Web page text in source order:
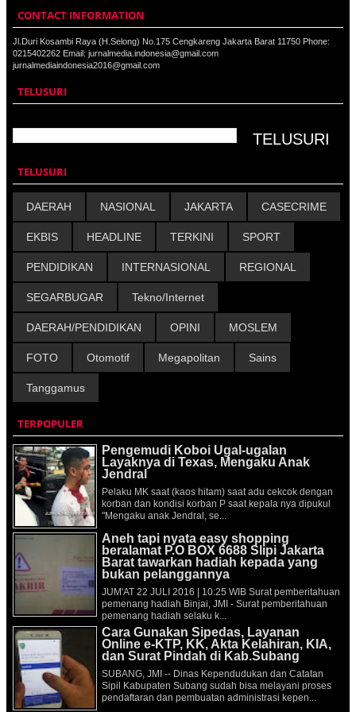
CONTACT INFORMATION
Jl.Duri Kosambi Raya (H.Selong) No.175 Cengkareng Jakarta Barat 11750 Phone:
0215402262 Email: jurnalmedia.indonesia@gmail.com
jurnalmediaindonesia2016@gmail.com
TELUSURI
TELUSURI
DAERAH NASIONAL JAKARTA CASECRIME
EKBIS HEADLINE TERKINI SPORT
PENDIDIKAN INTERNASIONAL REGIONAL
SEGARBUGAR Tekno/Internet
DAERAH/PENDIDIKAN OPINI MOSLEM
FOTO Otomotif Megapolitan Sains
Tanggamus
TERPOPULER
Pengemudi Koboi Ugal-ugalan
Layaknya di Texas, Mengaku Anak
Jendral
Pelaku MK saat (kaos hitam) saat adu cekcok dengan
korban dan kondisi korban P saat kepala nya dipukul
"Mengaku anak Jendral, se...
Aneh tapi nyata easy shopping
beralamat P.O BOX 6688 Slipi Jakarta
Barat tawarkan hadiah kepada yang
bukan pelanggannya
JUM'AT 22 JULI 2016 | 10:25 WIB Surat pemberitahuan
pemenang hadiah Binjai, JMI - Surat pemberitahuan
pemenang hadiah selaku k...
Cara Gunakan Sipedas, Layanan
Online e-KTP, KK, Akta Kelahiran, KIA,
dan Surat Pindah di Kab.Subang
SUBANG, JMI -- Dinas Kependudukan dan Catatan
Sipil Kabupaten Subang sudah bisa melayani proses
pendaftaran dan pembuatan administrasi kepen...